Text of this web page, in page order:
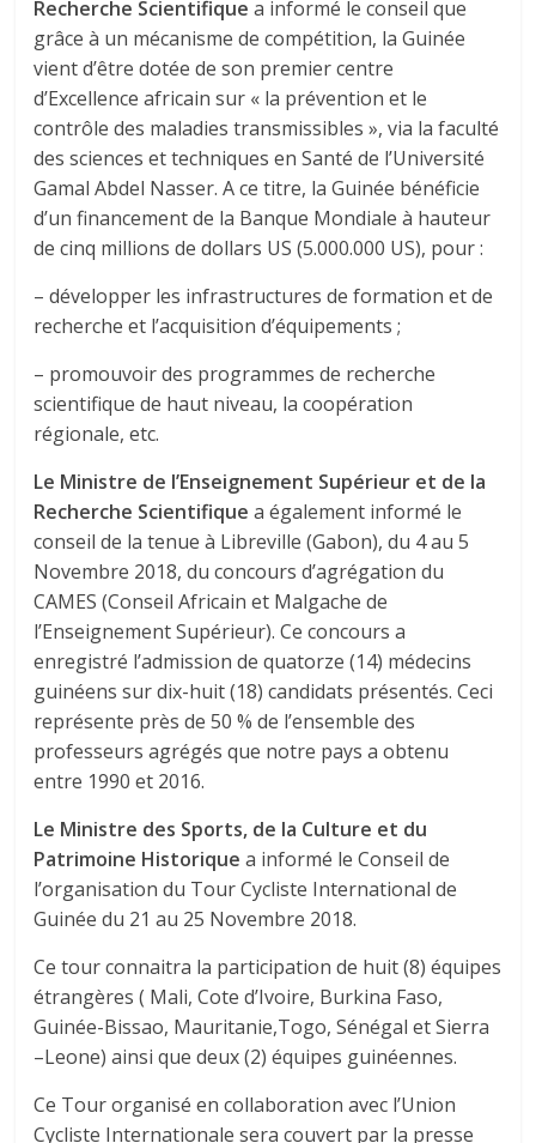
Recherche Scientifique a informé le conseil que
grâce à un mécanisme de compétition, la Guinée
vient d’être dotée de son premier centre
d’Excellence africain sur « la prévention et le
contrôle des maladies transmissibles », via la faculté
des sciences et techniques en Santé de l’Université
Gamal Abdel Nasser. A ce titre, la Guinée bénéficie
d’un financement de la Banque Mondiale à hauteur
de cinq millions de dollars US (5.000.000 US), pour :
– développer les infrastructures de formation et de
recherche et l’acquisition d’équipements ;
– promouvoir des programmes de recherche
scientifique de haut niveau, la coopération
régionale, etc.
Le Ministre de l’Enseignement Supérieur et de la
Recherche Scientifique a également informé le
conseil de la tenue à Libreville (Gabon), du 4 au 5
Novembre 2018, du concours d’agrégation du
CAMES (Conseil Africain et Malgache de
l’Enseignement Supérieur). Ce concours a
enregistré l’admission de quatorze (14) médecins
guinéens sur dix-huit (18) candidats présentés. Ceci
représente près de 50 % de l’ensemble des
professeurs agrégés que notre pays a obtenu
entre 1990 et 2016.
Le Ministre des Sports, de la Culture et du
Patrimoine Historique a informé le Conseil de
l’organisation du Tour Cycliste International de
Guinée du 21 au 25 Novembre 2018.
Ce tour connaitra la participation de huit (8) équipes
étrangères ( Mali, Cote d’Ivoire, Burkina Faso,
Guinée-Bissao, Mauritanie,Togo, Sénégal et Sierra
–Leone) ainsi que deux (2) équipes guinéennes.
Ce Tour organisé en collaboration avec l’Union
Cycliste Internationale sera couvert par la presse